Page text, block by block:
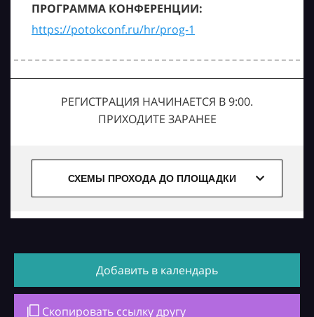
ПРОГРАММА КОНФЕРЕНЦИИ:
https://potokconf.ru/hr/prog-1
РЕГИСТРАЦИЯ НАЧИНАЕТСЯ В 9:00.
ПРИХОДИТЕ ЗАРАНЕЕ
СХЕМЫ ПРОХОДА ДО ПЛОЩАДКИ
Добавить в календарь
Скопировать ссылку другу